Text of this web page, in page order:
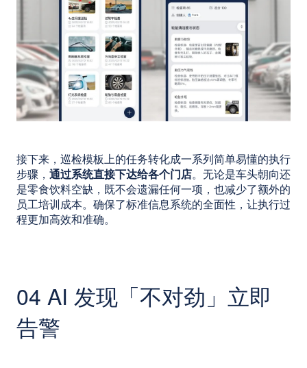
接下来，巡检模板上的任务转化成一系列简单易懂的执行
步骤， 通过系统直接下达给各个门店。无论是车头朝向还
是零食饮料空缺，既不会遗漏任何一项，也减少了额外的
员工培训成本。确保了标准信息系统的全面性，让执行过
程更加高效和准确。
04 AI 发现「不对劲」立即
告警